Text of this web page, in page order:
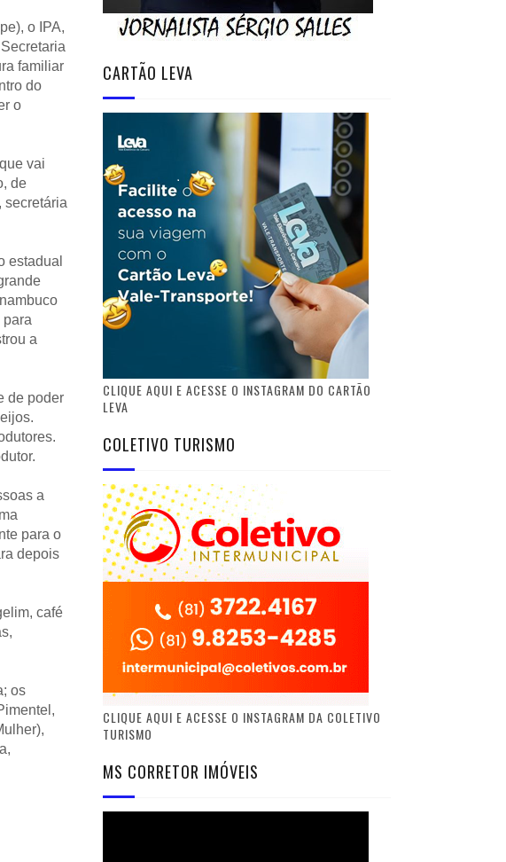
o IPA,
familiar
do
o
vai
de
secretária
estadual
para
a
de poder
a
para o
depois
café
os
CARTÃO LEVA
CLIQUE AQUI E ACESSE O INSTAGRAM DO CARTÃO
LEVA
COLETIVO TURISMO
CLIQUE AQUI E ACESSE O INSTAGRAM DA COLETIVO
TURISMO
MS CORRETOR IMÓVEIS